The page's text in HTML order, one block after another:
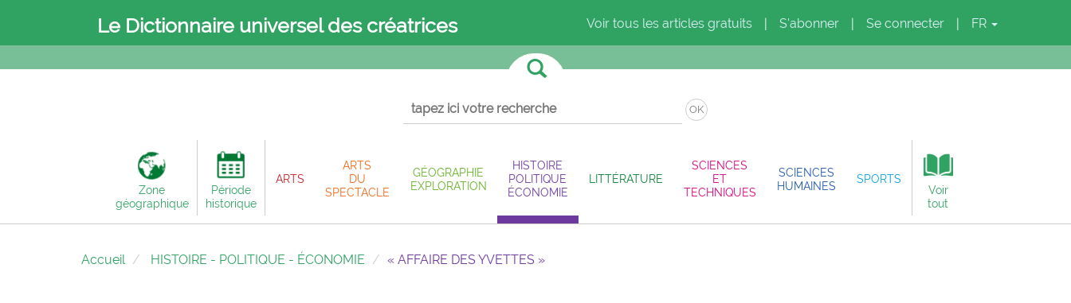
Le Dictionnaire universel des créatrices Voir tous les articles gratuits S'abonner Se connecter FR
OK
Zone
géographique
Période
historique
ARTS
ARTS
DU
SPECTACLE
GÉOGRAPHIE
EXPLORATION
HISTOIRE
POLITIQUE
ÉCONOMIE
LITTÉRATURE
SCIENCES
ET
TECHNIQUES
SCIENCES
HUMAINES
SPORTS
Voir
tout
Accueil HISTOIRE - POLITIQUE - ÉCONOMIE « AFFAIRE DES YVETTES »